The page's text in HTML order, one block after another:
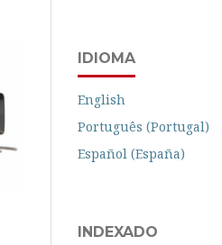
IDIOMA
English
Português (Portugal)
Español (España)
INDEXADO